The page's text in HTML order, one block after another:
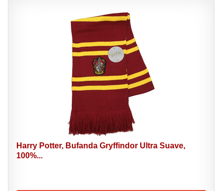
Harry Potter, Bufanda Gryffindor Ultra Suave,
100%...